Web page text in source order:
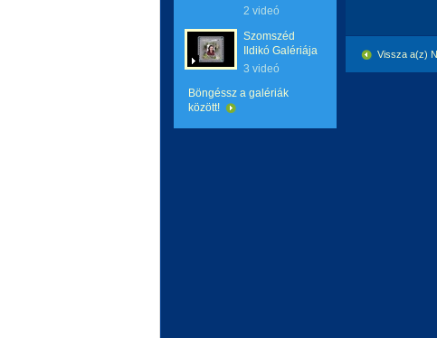
2 videó
Szomszéd
Ildikó Galériája
3 videó
Böngéssz a galériák
között!
Vissza a(z)